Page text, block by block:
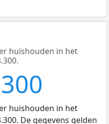
huishouden in het
huishouden in het
De gegevens gelden